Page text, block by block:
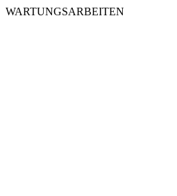
WARTUNGSARBEITEN